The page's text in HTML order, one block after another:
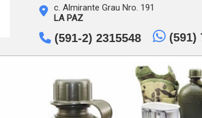
c. Almirante Grau Nro. 191
LA PAZ
(591-2) 2315548 (591)